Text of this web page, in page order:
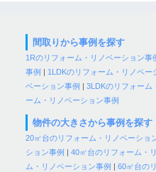
間取りから事例を探す
1Rのリフォーム・リノベーション事
事例
1LDKのリフォーム・リノベー
ベーション事例
|3LDKのリフォーム
ーム・リノベーション事例
物件の大きさから事例を探す
20㎡台のリフォーム・リノベーショ
ション事例
|40㎡台のリフォーム・
ム・リノベーション事例
|60㎡台の